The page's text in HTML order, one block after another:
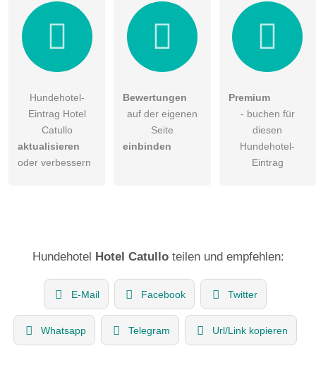
Hundehotel-
Eintrag Hotel
Catullo
aktualisieren
oder verbessern
Bewertungen
auf der eigenen
Seite
einbinden
Premium
- buchen für
diesen
Hundehotel-
Eintrag
Hundehotel Hotel Catulloteilen und empfehlen:
E-Mail Facebook Twitter
Whatsapp Telegram Url/Link kopieren